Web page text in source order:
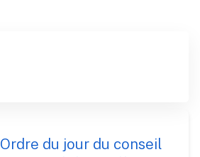
Ordre du jour du conseil